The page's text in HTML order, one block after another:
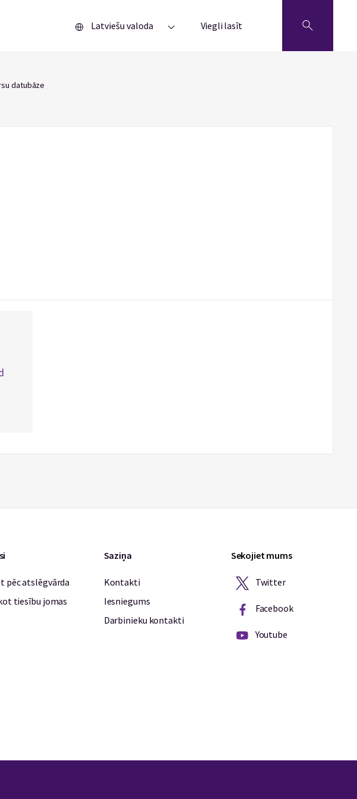
Latviešu valoda Viegli lasīt
datubāze
pēc atslēgvārda
tiesību jomas
Saziņa
Kontakti
Iesniegums
Darbinieku kontakti
Sekojiet mums
Twitter
Facebook
Youtube